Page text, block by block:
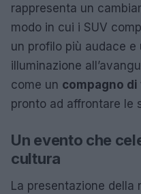
rappresenta un
modo in cui i SUV
un profilo più audace
illuminazione
come un compagno
pronto ad affrontare le
Un evento che
cultura
La presentazione della